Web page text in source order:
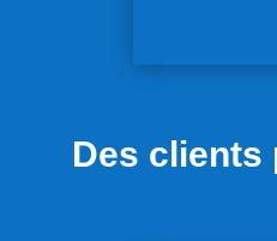
Des clients